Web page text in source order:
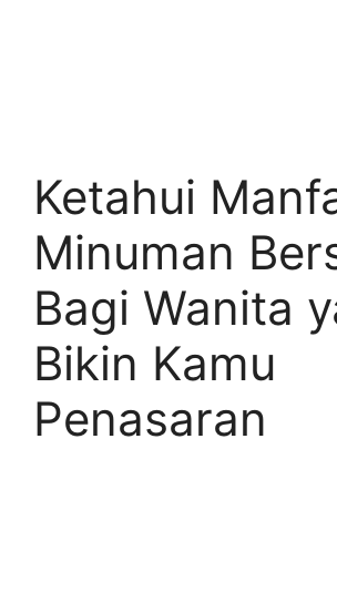
Ketahui
Minuman
Bagi Wanita
Bikin Kamu
Penasaran